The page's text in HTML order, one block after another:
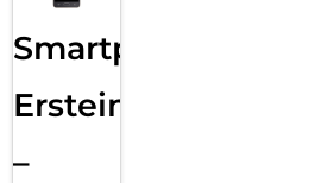
Smartphone
Ersteinrichtung
–